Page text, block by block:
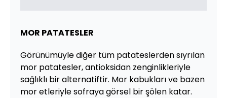
MOR PATATESLER
Görünümüyle diğer tüm patateslerden sıyrılan
mor patatesler, antioksidan zenginlikleriyle
sağlıklı bir alternatiftir. Mor kabukları ve bazen
mor etleriyle sofraya görsel bir şölen katar.